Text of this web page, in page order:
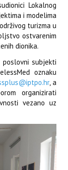
Lokalnog
i modelima
turizma u
ostvarenim
dionika.
subjekti
oznaku
, a
organizirati
vezano uz